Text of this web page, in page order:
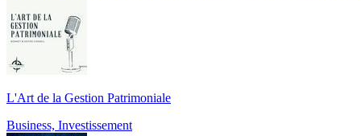
L'Art de la Gestion Patrimoniale
Business, Investissement